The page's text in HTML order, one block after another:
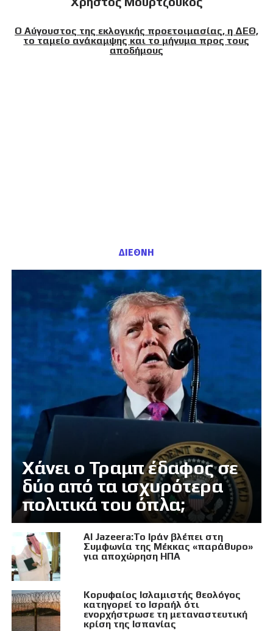
Ο Αύγουστος της εκλογικής προετοιμασίας, η ΔΕΘ,
το ταμείο ανάκαμψης και το μήνυμα προς τους
αποδήμους
ΔΙΕΘΝΗ
Χάνει ο Τραμπ έδαφος σε
δύο από τα ισχυρότερα
πολιτικά του όπλα;
Al Jazeera:Το Ιράν βλέπει στη
Συμφωνία της Μέκκας «παράθυρο»
για αποχώρηση ΗΠΑ
Κορυφαίος Ισλαμιστής θεολόγος
κατηγορεί το Ισραήλ ότι
ενορχήστρωσε τη μεταναστευτική
κρίση της Ισπανίας